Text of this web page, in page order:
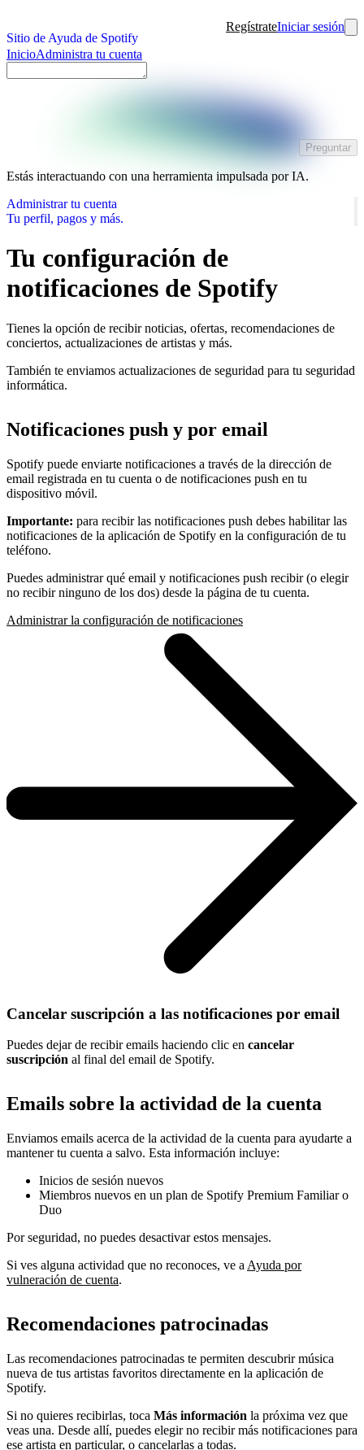
Sitio de Ayuda de Spotify
RegístrateIniciar sesión
InicioAdministra tu cuenta
Preguntar
Estás interactuando con una herramienta impulsada por IA.
Administrar tu cuenta
Tu perfil, pagos y más.
Tu configuración de
notificaciones de Spotify
Tienes la opción de recibir noticias, ofertas, recomendaciones de
conciertos, actualizaciones de artistas y más.
También te enviamos actualizaciones de seguridad para tu seguridad
informática.
Notificaciones push y por email
Spotify puede enviarte notificaciones a través de la dirección de
email registrada en tu cuenta o de notificaciones push en tu
dispositivo móvil.
Importante: para recibir las notificaciones push debes habilitar las
notificaciones de la aplicación de Spotify en la configuración de tu
teléfono.
Puedes administrar qué email y notificaciones push recibir (o elegir
no recibir ninguno de los dos) desde la página de tu cuenta.
Administrar la configuración de notificaciones
Cancelar suscripción a las notificaciones por email
Puedes dejar de recibir emails haciendo clic en cancelar
suscripción al final del email de Spotify.
Emails sobre la actividad de la cuenta
Enviamos emails acerca de la actividad de la cuenta para ayudarte a
mantener tu cuenta a salvo. Esta información incluye:
Inicios de sesión nuevos
Miembros nuevos en un plan de Spotify Premium Familiar o
Duo
Por seguridad, no puedes desactivar estos mensajes.
Si ves alguna actividad que no reconoces, ve a Ayuda por
vulneración de cuenta.
Recomendaciones patrocinadas
Las recomendaciones patrocinadas te permiten descubrir música
nueva de tus artistas favoritos directamente en la aplicación de
Spotify.
Si no quieres recibirlas, toca Más información la próxima vez que
veas una. Desde allí, puedes elegir no recibir más notificaciones para
ese artista en particular, o cancelarlas a todas.